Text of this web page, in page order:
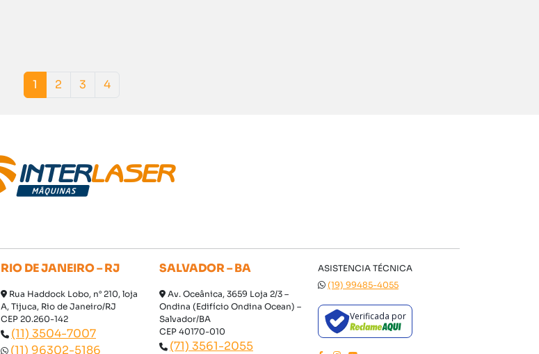
Current Page
1 Page
2 Page
3 Page
4
RIO DE JANEIRO – RJ
Rua Haddock Lobo, n° 210, loja
A, Tijuca, Rio de Janeiro/RJ
CEP 20.260-142
(11) 3504-7007
(11) 96302-5186
SALVADOR – BA
Av. Oceânica, 3659 Loja 2/3 –
Ondina (Edifício Ondina Ocean) –
Salvador/BA
CEP 40170-010
(71) 3561-2055
ASISTENCIA TÉCNICA
(19) 99485-4055
Verificada por